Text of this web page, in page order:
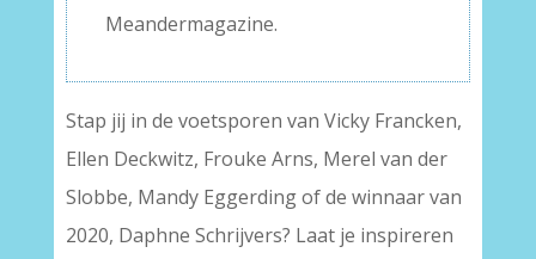
Meandermagazine.
Stap jij in de voetsporen van Vicky Francken,
Ellen Deckwitz, Frouke Arns, Merel van der
Slobbe, Mandy Eggerding of de winnaar van
2020, Daphne Schrijvers? Laat je inspireren